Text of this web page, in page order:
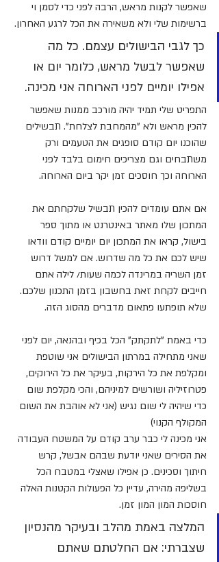
שאפשר לקנות מראש, הרבה לפני כדי לסמן וי
ברשימות שלי ולא משאירה את הכל לרגע האחרון.
כך לגבי הבישולים עצמם. כל מה
שאפשר לבשל מראש, כלומר יום או
אפילו יומיים לפני הארוחה אני מכינה.
התפריט שלי תמיד יהיה מורכב ממנות שאפשר
להכין מראש ולא "מהמחבת לצלחת". תבשילים
שהוכנו יום קודם סופגים את הטעמים ורק
משתבחים וגם מצריכים חימום בלבד לפני
הארוחה וכך חוסכים זמן יקר ביום הארוחה.
אם אתם עומדים להכין תבשיל שלקחתם את
המתכון שלו מאתר באינטרנט או מתוך ספר
בישול, קראו את המתכון יום יומיים קודם וודאו
שיש לכם את כל מה שדרוש. אם למשל דרוש
זמן השריה במרינדה לכמה שעות/ לילה אתם
חייבים לקחת זאת בחשבון בזמן התכנון שלכם.
שלא תופתעו פתאום מדברים מהסוג הזה.
כדי באמת "לתקתק" הכל בכיף ובהנאה, יום לפני
שאני מתחילה במרתון הבישולים אני שוטפת
ומקלפת את כל הירקות, בעיקר את כל הירוקים,
פטרוזיליה ושורשים למיניהם, והכי מקלפת שום
כדי שיהיה לי שום נגיש (אני לא אוהבת את השום
המקולף הקנוי)
אני מכינה לי כבר ערב קודם על המשטח העבודה
את הסירים שאני יודעת שבהם אבשל, קרש
חיתוך וסכינים. כן אפילו שאצלי במטבח הכל
בשליפה מהירה, עדיין כל הפעולות הקטנות האלה
חוסכות המון המון זמן.
המלצה באמת מהלב ובעיקר מהנסיון
שצברתי: אם החלטתם שאתם